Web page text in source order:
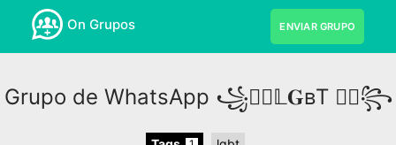
On Grupos ENVIAR GRUPO
Grupo de WhatsApp ꧁🏳️‍🌈𝕃𝐆ʙT 🏳️‍🌈꧂